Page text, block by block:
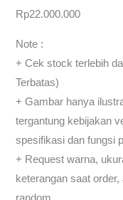
Rp22.000.000
Note :
+ Cek stock terlebih
Terbatas)
+ Gambar hanya
tergantung kebijakan
spesifikasi dan fungsi
+ Request warna,
keterangan saat
random